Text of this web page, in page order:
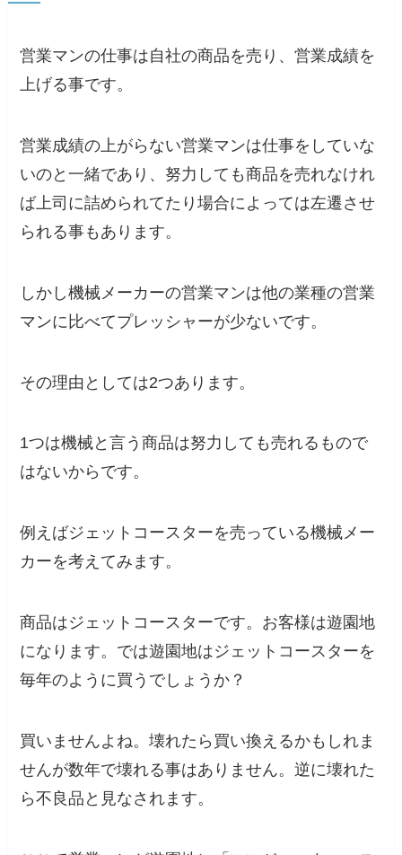
営業マンの仕事は自社の商品を売り、営業成績を
上げる事です。
営業成績の上がらない営業マンは仕事をしていな
いのと一緒であり、努力しても商品を売れなけれ
ば上司に詰められてたり場合によっては左遷させ
られる事もあります。
しかし機械メーカーの営業マンは他の業種の営業
マンに比べてプレッシャーが少ないです。
その理由としては2つあります。
1つは機械と言う商品は努力しても売れるもので
はないからです。
例えばジェットコースターを売っている機械メー
カーを考えてみます。
商品はジェットコースターです。お客様は遊園地
になります。では遊園地はジェットコースターを
毎年のように買うでしょうか？
買いませんよね。壊れたら買い換えるかもしれま
せんが数年で壊れる事はありません。逆に壊れた
ら不良品と見なされます。